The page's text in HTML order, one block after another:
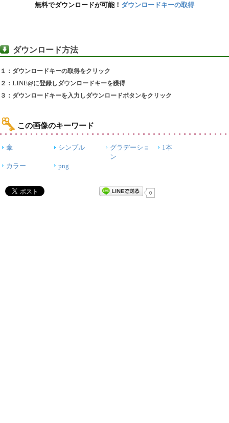
無料でダウンロードが可能！ ダウンロードキーの取得
ダウンロード方法
１：ダウンロードキーの取得をクリック
２：LINE@に登録しダウンロードキーを獲得
３：ダウンロードキーを入力しダウンロードボタンをクリック
この画像のキーワード
傘 シンプル
グラデーショ
ン
1本
カラー png
0